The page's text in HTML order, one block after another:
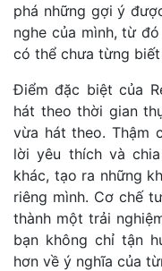
phá những gợi ý
nghe của mình, từ
có thể chưa từng biết
Điểm đặc biệt của
hát theo thời gian
vừa hát theo. Thậm
lời yêu thích và
khác, tạo ra những
riêng mình. Cơ chế
thành một trải
bạn không chỉ tận
hơn về ý nghĩa của